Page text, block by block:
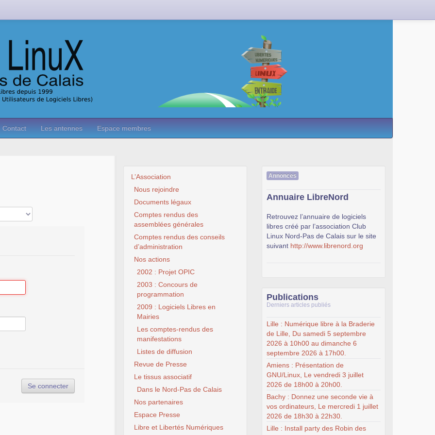
Contact Les antennes Espace membres
L’Association
Nous rejoindre
Documents légaux
Comptes rendus des
assemblées générales
Comptes rendus des conseils
d’administration
Nos actions
2002 : Projet OPIC
2003 : Concours de
programmation
2009 : Logiciels Libres en
Mairies
Les comptes-rendus des
manifestations
Listes de diffusion
Revue de Presse
Le tissus associatif
Dans le Nord-Pas de Calais
Nos partenaires
Espace Presse
Libre et Libertés Numériques
Annonces
Annuaire LibreNord
Retrouvez l’annuaire de logiciels
libres créé par l’association Club
Linux Nord-Pas de Calais sur le site
suivant http://www.librenord.org
Publications
Derniers articles publiés
Lille : Numérique libre à la Braderie
de Lille, Du samedi 5 septembre
2026 à 10h00 au dimanche 6
septembre 2026 à 17h00.
Amiens : Présentation de
GNU/Linux, Le vendredi 3 juillet
2026 de 18h00 à 20h00.
Bachy : Donnez une seconde vie à
vos ordinateurs, Le mercredi 1 juillet
2026 de 18h30 à 22h30.
Lille : Install party des Robin des